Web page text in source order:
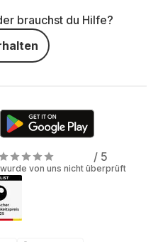
brauchst du Hilfe?
/ 5
von uns nicht überprüft